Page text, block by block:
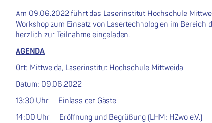
Am 09.06.2022 führt das Laserinstitut Hochschule
Workshop zum Einsatz von Lasertechnologien im
herzlich zur Teilnahme eingeladen.
AGENDA
Ort: Mittweida, Laserinstitut Hochschule Mittweida
Datum: 09.06.2022
13:30 Uhr Einlass der Gäste
14:00 Uhr Eröffnung und Begrüßung (LHM; HZwo e.V.)